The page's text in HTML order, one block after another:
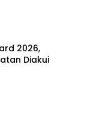
2026,
Diakui